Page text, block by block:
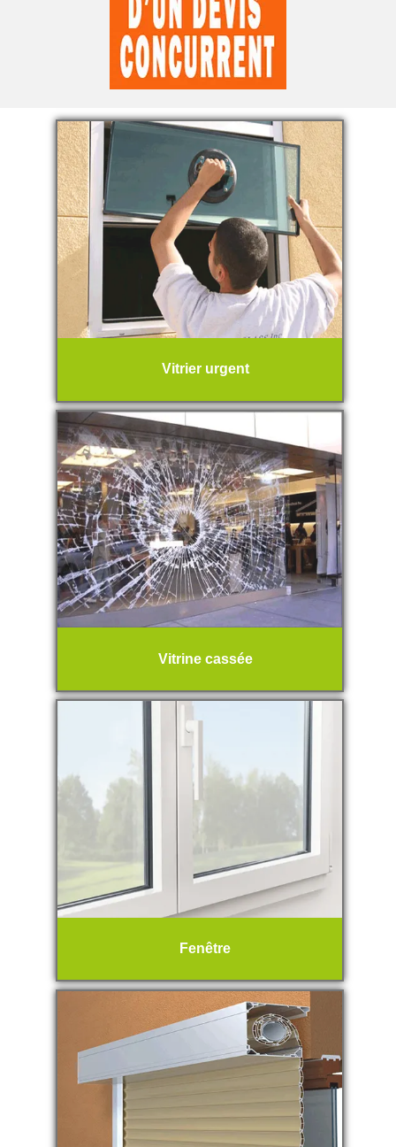
Vitrier urgent
Vitrine cassée
Fenêtre